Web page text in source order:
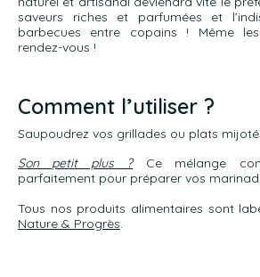
saveurs riches et parfumées et
barbecues entre copains ! Même
rendez-vous !
Comment l’utiliser ?
Saupoudrez vos grillades ou plats
Son petit plus ?Ce mélange
parfaitement pour préparer vos
Tous nos produits alimentaires sont
Nature & Progrès.